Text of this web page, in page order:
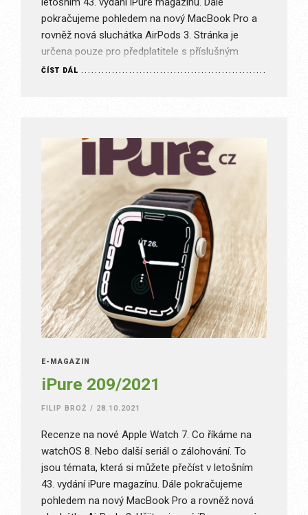
pokračujeme pohledem na nový MacBook Pro a
rovněž nová sluchátka AirPods 3. Stránka je
určena pouze pro předplatitele s příslušným
typem předplatného. Je nám líto,…
ČÍST DÁL
E-MAGAZÍN
iPure 209/2021
FILIP BROŽ / 28.10.2021
Recenze na nové Apple Watch 7. Co říkáme na
watchOS 8. Nebo další seriál o zálohování. To
jsou témata, která si můžete přečíst v letošním
43. vydání iPure magazínu. Dále pokračujeme
pohledem na nový MacBook Pro a rovněž nová